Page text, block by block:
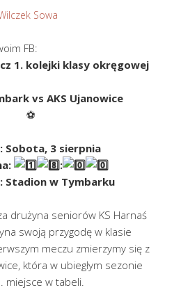
Sowa
FB:
1. kolejki klasy okręgowej
vs AKS Ujanowice
Sobota, 3 sierpnia
:
Stadion w Tymbarku
drużyna seniorów KS Harnaś
swoją przygodę w klasie
meczu zmierzymy się z
która w ubiegłym sezonie
miejsce w tabeli.